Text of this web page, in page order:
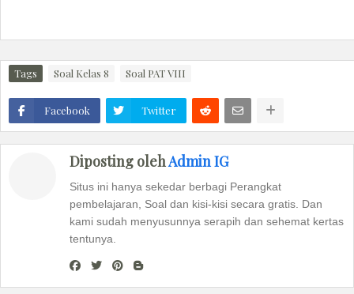
Tags Soal Kelas 8 Soal PAT VIII
Facebook Twitter
Diposting olehAdmin IG
Situs ini hanya sekedar berbagi Perangkat
pembelajaran, Soal dan kisi-kisi secara gratis. Dan
kami sudah menyusunnya serapih dan sehemat kertas
tentunya.